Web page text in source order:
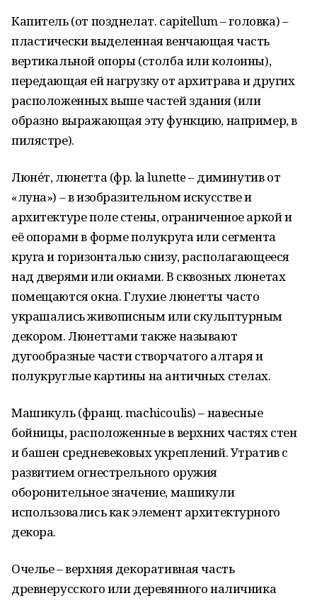
Капитель (от позднелат. сapitellum – головка) –
пластически выделенная венчающая часть
вертикальной опоры (столба или колонны),
передающая ей нагрузку от архитрава и других
расположенных выше частей здания (или
образно выражающая эту функцию, например, в
пилястре).
Люне́т, люнетта (фр. la lunette – диминутив от
«луна») – в изобразительном искусстве и
архитектуре поле стены, ограниченное аркой и
её опорами в форме полукруга или сегмента
круга и горизонталью снизу, располагающееся
над дверями или окнами. В сквозных люнетах
помещаются окна. Глухие люнетты часто
украшались живописным или скульптурным
декором. Люнеттами также называют
дугообразные части створчатого алтаря и
полукруглые картины на античных стелах.
Машикуль (франц. machicoulis) – навесные
бойницы, расположенные в верхних частях стен
и башен средневековых укреплений. Утратив с
развитием огнестрельного оружия
оборонительное значение, машикули
использовались как элемент архитектурного
декора.
Очелье – верхняя декоративная часть
древнерусского или деревянного наличника